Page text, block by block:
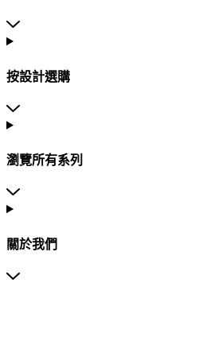
按設計選購
瀏覽所有系列
關於我們